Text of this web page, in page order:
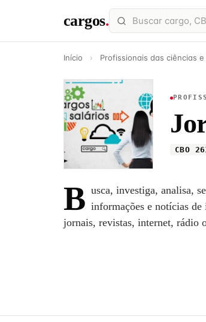
cargos.
Início › Profissionais das ciências
CBO
B usca, investiga, analisa,
informações e notícias
jornais, revistas, internet, rádio